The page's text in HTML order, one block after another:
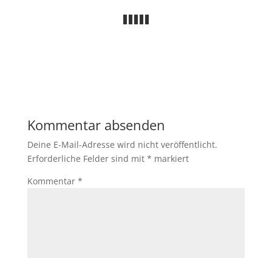
Kommentar absenden
Deine E-Mail-Adresse wird nicht veröffentlicht.
Erforderliche Felder sind mit * markiert
Kommentar *